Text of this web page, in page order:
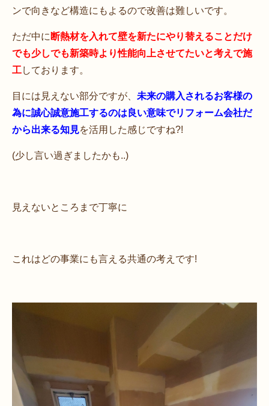
ンで向きなど構造にもよるので改善は難しいです。
ただ中に 断熱材を入れて壁を新たにやり替えることだけ
でも少しでも新築時より性能向上させてたいと考えで施
工しております。
目には見えない部分ですが、 未来の購入されるお客様の
為に誠心誠意施工するのは良い意味でリフォーム会社だ
から出来る知見を活用した感じですね?!
(少し言い過ぎましたかも..)
見えないところまで丁寧に
これはどの事業にも言える共通の考えです!